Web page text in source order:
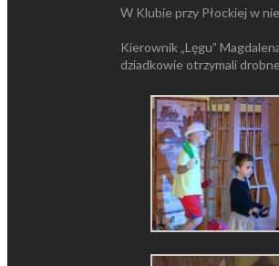
W Klubie przy Płockiej w
Kierownik „Lęgu”
dziadkowie otrzymali